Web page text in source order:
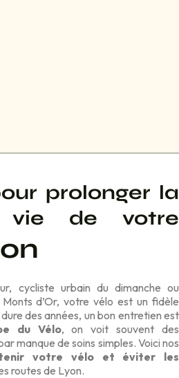
prolonger la
vie de votre
cycliste urbain du dimanche ou
d’Or, votre vélo est un fidèle
des années, un bon entretien est
du Vélo, on voit souvent des
manque de soins simples. Voici nos
votre vélo et éviter les
routes de Lyon.